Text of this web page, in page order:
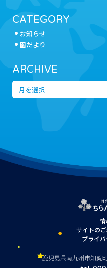
CATEGORY
お知らせ
園だより
ARCHIVE
サイトの
プライ
鹿児島県南九州市知覧